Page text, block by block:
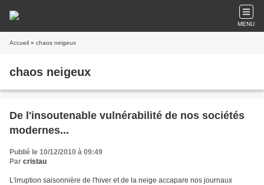
MENU
Accueil » chaos neigeux
chaos neigeux
De l'insoutenable vulnérabilité de nos sociétés
modernes...
Publié le 10/12/2010 à 09:49
Par cristau
L'irruption saisonnière de l'hiver et de la neige accapare nos journaux